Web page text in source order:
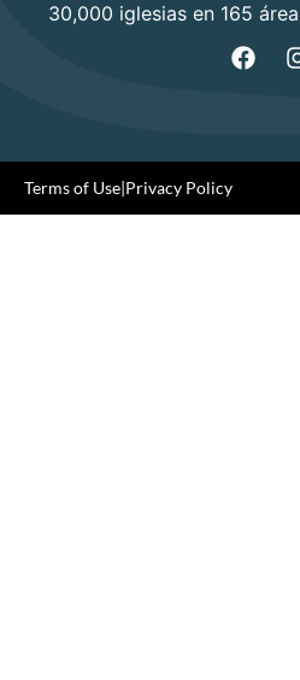
30,000 iglesias en 165
Terms of Use|Privacy Policy